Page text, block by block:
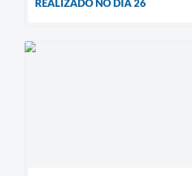
REALIZADO NO DIA 26